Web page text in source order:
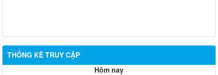
THỐNG KÊ TRUY CẬP
Hôm nay